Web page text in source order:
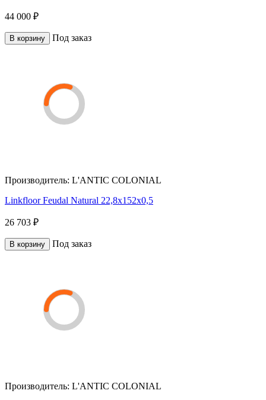
44 000 ₽
В корзину Под заказ
Производитель: L'ANTIC COLONIAL
Linkfloor Feudal Natural 22,8x152x0,5
26 703 ₽
В корзину Под заказ
Производитель: L'ANTIC COLONIAL